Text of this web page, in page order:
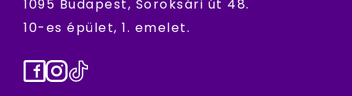
1095 Budapest, Soroksári út 48.
10-es épület, 1. emelet.
Facebook
Instagram
TikTok